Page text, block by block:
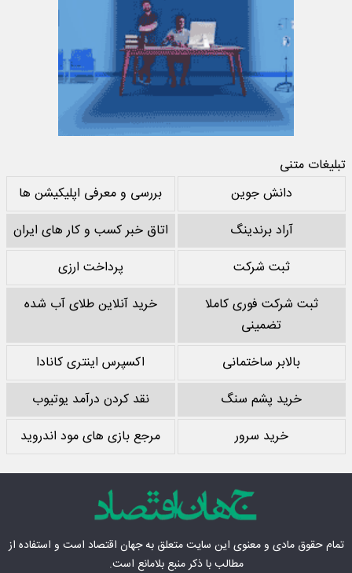
تبلیغات متنی
دانش جوین
بررسی و معرفی اپلیکیشن ها
آراد برندینگ
اتاق خبر کسب و کار های ایران
ثبت شرکت
پرداخت ارزی
ثبت شرکت فوری کاملا
تضمینی
خرید آنلاین طلای آب شده
بالابر ساختمانی
اکسپرس اینتری کانادا
خرید پشم سنگ
نقد کردن درآمد یوتیوب
خرید سرور
مرجع بازی های مود اندروید
تمام حقوق مادی‌ و معنوی این سایت متعلق بهجهان اقتصاد است و استفاده از
مطالب با ذکر منبع بلامانع است.